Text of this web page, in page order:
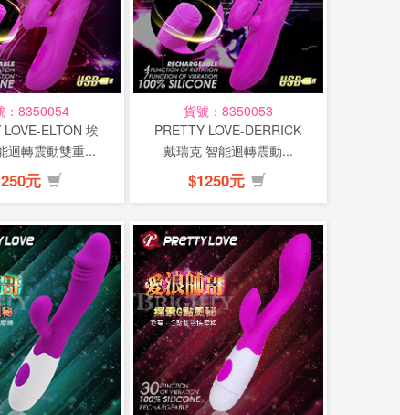
：8350054
LOVE-ELTON 埃
迴轉震動雙重...
元
貨號：8350053
PRETTY LOVE-DERRICK
戴瑞克 智能迴轉震動...
$1250元